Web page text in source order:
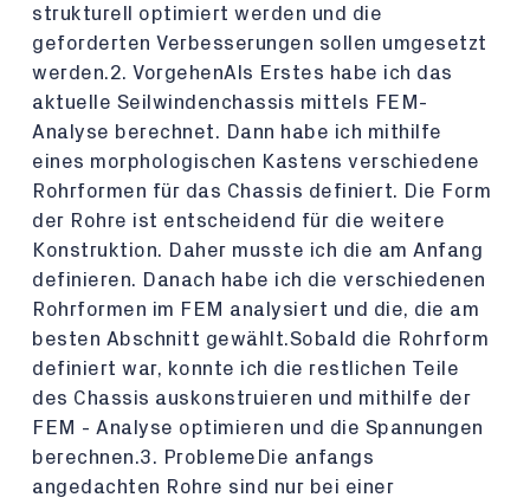
strukturell optimiert werden und die
geforderten Verbesserungen sollen umgesetzt
werden.2. VorgehenAls Erstes habe ich das
aktuelle Seilwindenchassis mittels FEM-
Analyse berechnet. Dann habe ich mithilfe
eines morphologischen Kastens verschiedene
Rohrformen für das Chassis definiert. Die Form
der Rohre ist entscheidend für die weitere
Konstruktion. Daher musste ich die am Anfang
definieren. Danach habe ich die verschiedenen
Rohrformen im FEM analysiert und die, die am
besten Abschnitt gewählt.Sobald die Rohrform
definiert war, konnte ich die restlichen Teile
des Chassis auskonstruieren und mithilfe der
FEM - Analyse optimieren und die Spannungen
berechnen.3. ProblemeDie anfangs
angedachten Rohre sind nur bei einer